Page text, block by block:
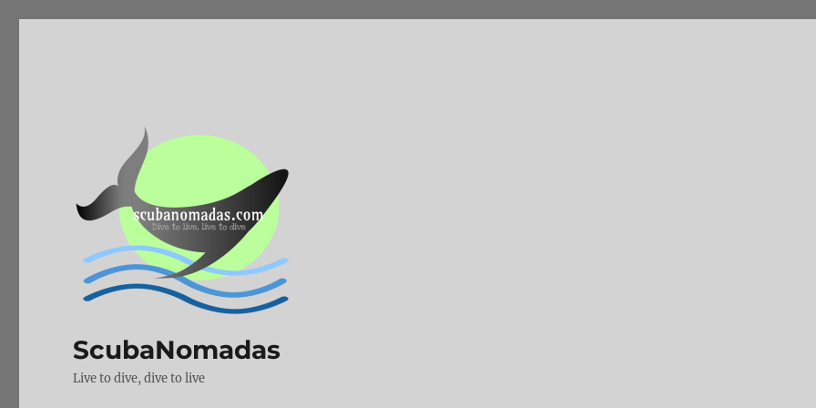
ScubaNomadas
Live to dive, dive to live